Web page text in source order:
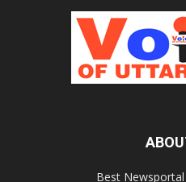
Best